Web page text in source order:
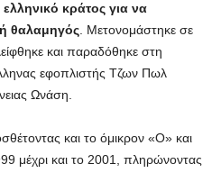
κράτος για να
θαλαμηγός . Μετονομάστηκε σε
και παραδόθηκε στη
εφοπλιστής Τζων Πωλ
Ωνάση.
και το όμικρον «Ο» και
μέχρι και το 2001, πληρώνοντας